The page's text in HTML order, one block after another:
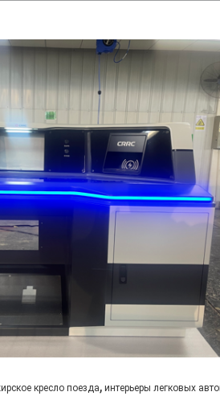
кресло поезда, интерьеры легковых